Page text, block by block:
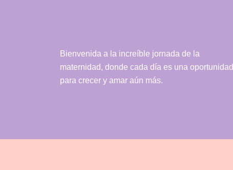
Bienvenida a la increíble jornada de la
maternidad, donde cada día es una oportunidad
para crecer y amar aún más.